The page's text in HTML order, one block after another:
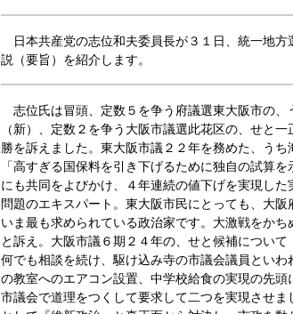
日本共産党の志位和夫委員長が３１日、統一地
説（要旨）を紹介します。
志位氏は冒頭、定数５を争う府議選東大阪市の、
（新）、定数２を争う大阪市議選此花区の、せと
勝を訴えました。東大阪市議２２年を務めた、うち
「高すぎる国保料を引き下げるために独自の試算を
にも共同をよびかけ、４年連続の値下げを実現した
問題のエキスパート。東大阪市民にとっても、大阪
いま最も求められている政治家です。大激戦をかち
と訴え。大阪市議６期２４年の、せと候補について
何でも相談を続け、駆け込み寺の市議会議員といわ
の教室へのエアコン設置、中学校給食の実現の先頭
市議会で道理をつくして要求して二つを実現させま